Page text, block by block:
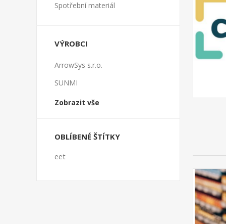
Spotřební materiál
VÝROBCI
ArrowSys s.r.o.
SUNMI
Zobrazit vše
OBLÍBENÉ ŠTÍTKY
eet